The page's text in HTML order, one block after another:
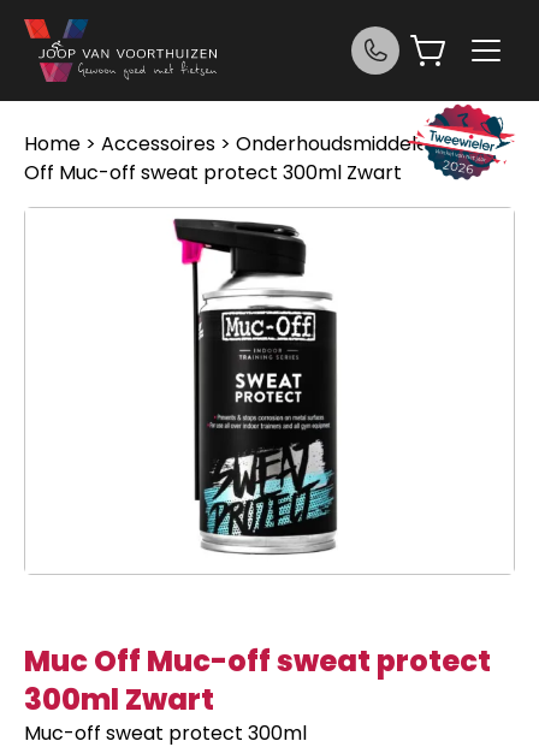
Ga naar de inhoud
Home > Accessoires > Onderhoudsmiddelen> Muc
Off Muc-off sweat protect 300ml Zwart
Muc Off Muc-off sweat protect
300ml Zwart
Muc-off sweat protect 300ml